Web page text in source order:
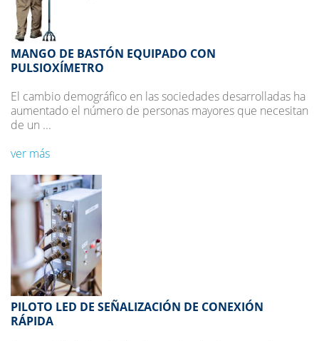
MANGO DE BASTÓN EQUIPADO CON
PULSIOXÍMETRO
El cambio demográfico en las sociedades desarrolladas ha
aumentado el número de personas mayores que necesitan
de un ...
ver más
PILOTO LED DE SEÑALIZACIÓN DE CONEXIÓN
RÁPIDA